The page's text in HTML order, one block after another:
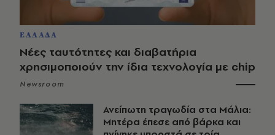
ΕΛΛΑΔΑ
Νέες ταυτότητες και διαβατήρια
χρησιμοποιούν την ίδια τεχνολογία με chip
Newsroom
Ανείπωτη τραγωδία στα Μάλια:
Μητέρα έπεσε από βάρκα και